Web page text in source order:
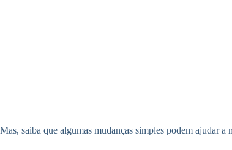
Mas, saiba que algumas mudanças simples podem ajudar